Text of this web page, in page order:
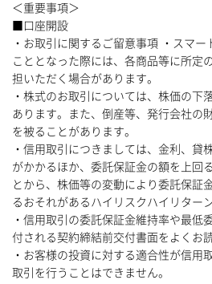
＜重要事項＞
■口座開設
・お取引に関するご留意事項 ・スマー
こととなった際には、各商品等に所定
担いただく場合があります。
・株式のお取引については、株価の下
あります。また、倒産等、発行会社の
を被ることがあります。
・信用取引につきましては、金利、貸
がかかるほか、委託保証金の額を上回
とから、株価等の変動により委託保証
るおそれがあるハイリスクハイリター
・信用取引の委託保証金維持率や最低
付される契約締結前交付書面をよくお
・お客様の投資に対する適合性が信用
取引を行うことはできません。